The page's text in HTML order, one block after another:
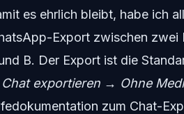
es ehrlich bleibt, habe ich
Export zwischen zwei
B. Der Export ist die
exportieren → Ohne
zum Chat-